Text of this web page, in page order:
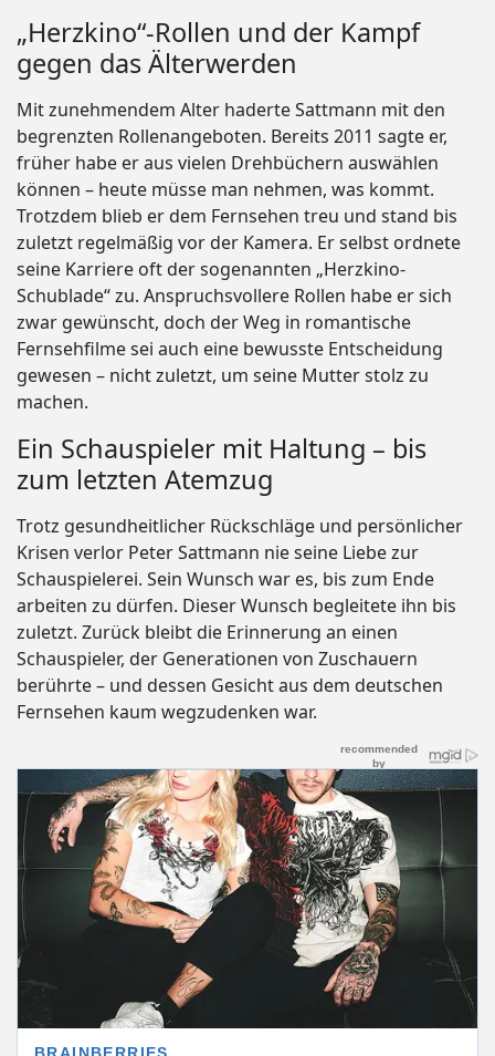
„Herzkino“-Rollen und der Kampf
gegen das Älterwerden
Mit zunehmendem Alter haderte Sattmann mit den
begrenzten Rollenangeboten. Bereits 2011 sagte er,
früher habe er aus vielen Drehbüchern auswählen
können – heute müsse man nehmen, was kommt.
Trotzdem blieb er dem Fernsehen treu und stand bis
zuletzt regelmäßig vor der Kamera. Er selbst ordnete
seine Karriere oft der sogenannten „Herzkino-
Schublade“ zu. Anspruchsvollere Rollen habe er sich
zwar gewünscht, doch der Weg in romantische
Fernsehfilme sei auch eine bewusste Entscheidung
gewesen – nicht zuletzt, um seine Mutter stolz zu
machen.
Ein Schauspieler mit Haltung – bis
zum letzten Atemzug
Trotz gesundheitlicher Rückschläge und persönlicher
Krisen verlor Peter Sattmann nie seine Liebe zur
Schauspielerei. Sein Wunsch war es, bis zum Ende
arbeiten zu dürfen. Dieser Wunsch begleitete ihn bis
zuletzt. Zurück bleibt die Erinnerung an einen
Schauspieler, der Generationen von Zuschauern
berührte – und dessen Gesicht aus dem deutschen
Fernsehen kaum wegzudenken war.